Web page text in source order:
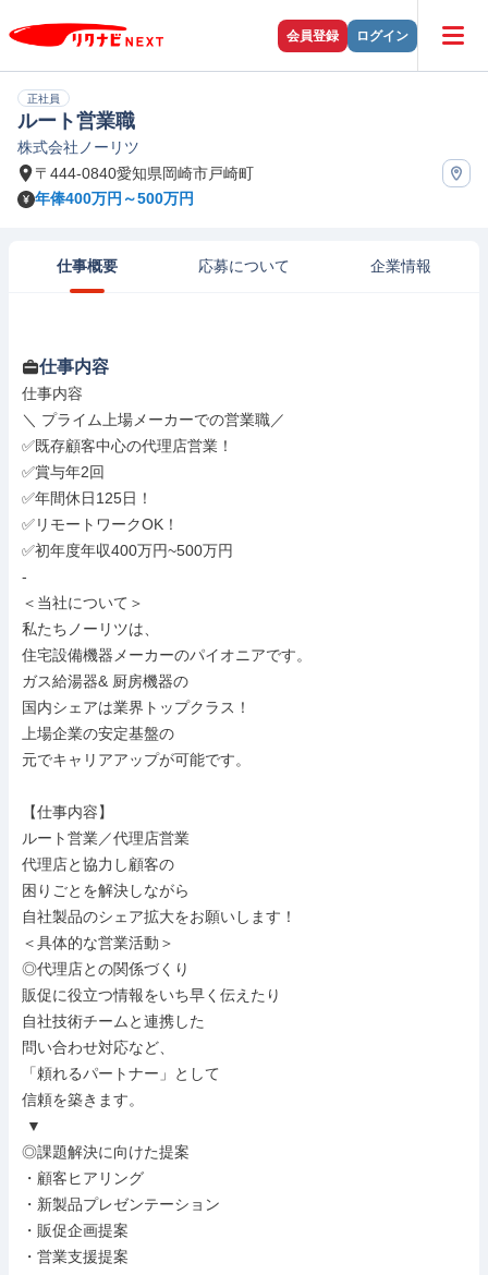
会員登録 ログイン
正社員
ルート営業職
株式会社ノーリツ
〒444-0840愛知県岡崎市戸崎町
年俸400万円～500万円
仕事概要 応募について 企業情報
仕事内容
仕事内容
＼ プライム上場メーカーでの営業職／
✅既存顧客中心の代理店営業！
✅賞与年2回
✅年間休日125日！
✅リモートワークOK！
✅初年度年収400万円~500万円
-
＜当社について＞
私たちノーリツは、
住宅設備機器メーカーのパイオニアです。
ガス給湯器& 厨房機器の
国内シェアは業界トップクラス！
上場企業の安定基盤の
元でキャリアアップが可能です。
【仕事内容】
ルート営業／代理店営業
代理店と協力し顧客の
困りごとを解決しながら
自社製品のシェア拡大をお願いします！
＜具体的な営業活動＞
◎代理店との関係づくり
販促に役立つ情報をいち早く伝えたり
自社技術チームと連携した
問い合わせ対応など、
「頼れるパートナー」として
信頼を築きます。
◎課題解決に向けた提案
・顧客ヒアリング
・新製品プレゼンテーション
・販促企画提案
・営業支援提案